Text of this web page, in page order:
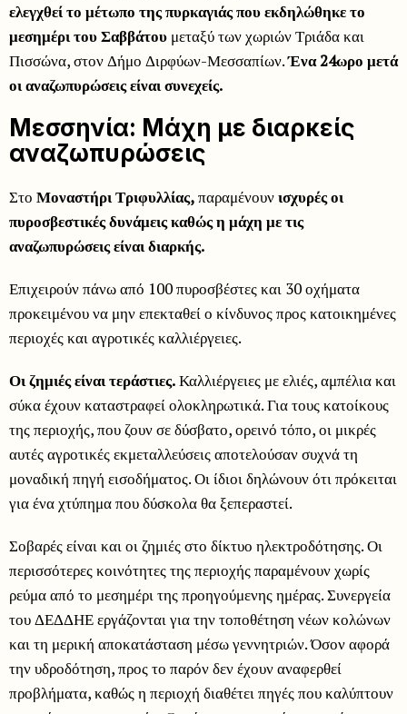
ελεγχθεί το μέτωπο της πυρκαγιάς που εκδηλώθηκε το
μεσημέρι του Σαββάτου μεταξύ των χωριών Τριάδα και
Πισσώνα, στον Δήμο Διρφύων-Μεσσαπίων.Ένα 24ωρο μετά
οι αναζωπυρώσεις είναι συνεχείς.
Μεσσηνία: Μάχη με διαρκείς
αναζωπυρώσεις
Στο Μοναστήρι Τριφυλλίας,παραμένουνισχυρές οι
πυροσβεστικές δυνάμεις καθώς η μάχη με τις
αναζωπυρώσεις είναι διαρκής.
Επιχειρούν πάνω από 100 πυροσβέστες και 30 οχήματα
προκειμένου να μην επεκταθεί ο κίνδυνος προς κατοικημένες
περιοχές και αγροτικές καλλιέργειες.
Οι ζημιές είναι τεράστιες.Καλλιέργειες με ελιές, αμπέλια και
σύκα έχουν καταστραφεί ολοκληρωτικά. Για τους κατοίκους
της περιοχής, που ζουν σε δύσβατο, ορεινό τόπο, οι μικρές
αυτές αγροτικές εκμεταλλεύσεις αποτελούσαν συχνά τη
μοναδική πηγή εισοδήματος. Οι ίδιοι δηλώνουν ότι πρόκειται
για ένα χτύπημα που δύσκολα θα ξεπεραστεί.
Σοβαρές είναι και οι ζημιές στο δίκτυο ηλεκτροδότησης. Οι
περισσότερες κοινότητες της περιοχής παραμένουν χωρίς
ρεύμα από το μεσημέρι της προηγούμενης ημέρας. Συνεργεία
του ΔΕΔΔΗΕ εργάζονται για την τοποθέτηση νέων κολώνων
και τη μερική αποκατάσταση μέσω γεννητριών. Όσον αφορά
την υδροδότηση, προς το παρόν δεν έχουν αναφερθεί
προβλήματα, καθώς η περιοχή διαθέτει πηγές που καλύπτουν